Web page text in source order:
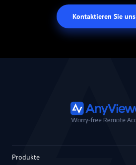
Kontaktieren Sie uns
Produkte